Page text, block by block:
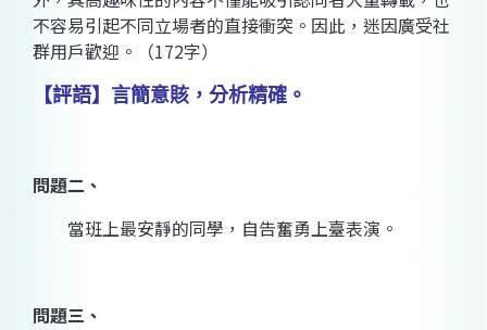
不容易引起不同立場者的直接衝突。因此，迷因廣受社
群用戶歡迎。（172字）
【評語】言簡意賅，分析精確。
問題二、
當班上最安靜的同學，自告奮勇上臺表演。
問題三、